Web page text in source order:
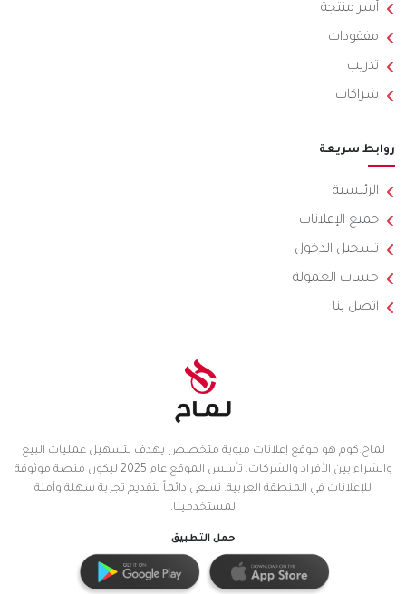
أسر منتجة
مفقودات
تدريب
شراكات
روابط سريعة
الرئيسية
جميع الإعلانات
تسجيل الدخول
حساب العمولة
اتصل بنا
لماح.كوم هو موقع إعلانات مبوبة متخصص يهدف لتسهيل عمليات البيع
والشراء بين الأفراد والشركات. تأسس الموقع عام 2025 ليكون منصة موثوقة
للإعلانات في المنطقة العربية. نسعى دائماً لتقديم تجربة سهلة وآمنة
لمستخدمينا.
حمل التطبيق